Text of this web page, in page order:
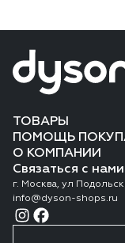
ТОВАРЫ
ПОМОЩЬ
О КОМПАНИИ
Связаться с
г. Москва, ул
info@dyson-shops.ru